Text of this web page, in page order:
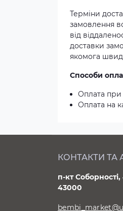
Терміни
замовлення
від
доставки
якомога
Способи
Оплата при
Оплата на
КОНТАКТИ ТА
п-кт
43000